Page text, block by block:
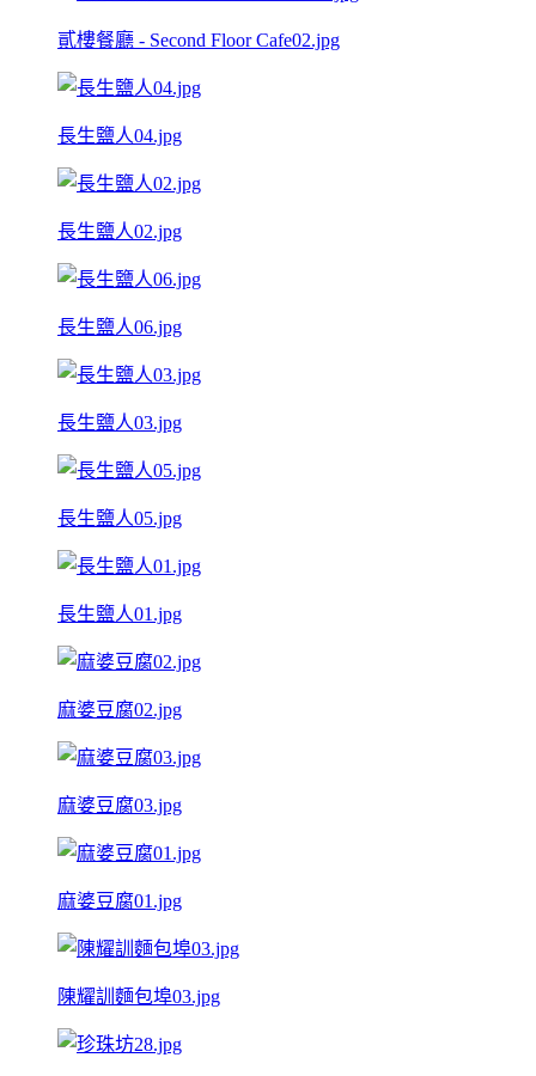
貳樓餐廳 - Second Floor Cafe02.jpg
長生鹽人04.jpg
長生鹽人02.jpg
長生鹽人06.jpg
長生鹽人03.jpg
長生鹽人05.jpg
長生鹽人01.jpg
麻婆豆腐02.jpg
麻婆豆腐03.jpg
麻婆豆腐01.jpg
陳耀訓麵包埠03.jpg